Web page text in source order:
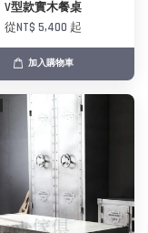
V型款實木餐桌
從NT$ 5,400 起
加入購物車